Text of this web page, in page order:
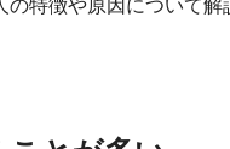
の特徴や原因について解